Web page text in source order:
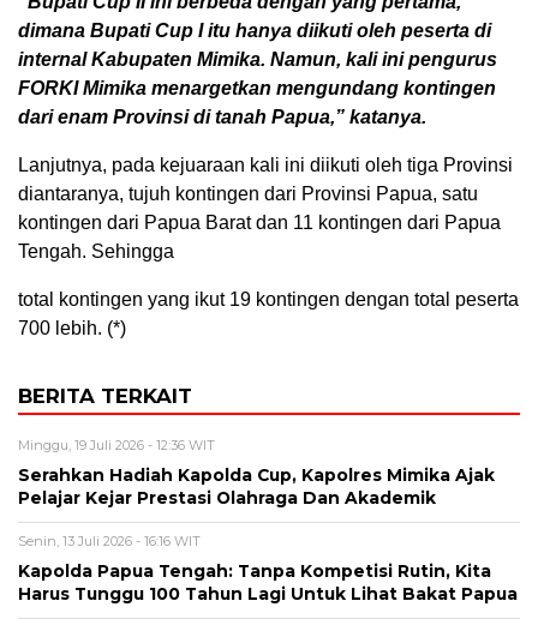
dimana Bupati Cup I itu hanya diikuti oleh peserta di
internal Kabupaten Mimika. Namun, kali ini pengurus
FORKI Mimika menargetkan mengundang kontingen
dari enam Provinsi di tanah Papua,” katanya.
Lanjutnya, pada kejuaraan kali ini diikuti oleh tiga Provinsi
diantaranya, tujuh kontingen dari Provinsi Papua, satu
kontingen dari Papua Barat dan 11 kontingen dari Papua
Tengah. Sehingga
total kontingen yang ikut 19 kontingen dengan total peserta
700 lebih. (*)
BERITA TERKAIT
Minggu, 19 Juli 2026 - 12:36 WIT
Serahkan Hadiah Kapolda Cup, Kapolres Mimika Ajak
Pelajar Kejar Prestasi Olahraga Dan Akademik
Senin, 13 Juli 2026 - 16:16 WIT
Kapolda Papua Tengah: Tanpa Kompetisi Rutin, Kita
Harus Tunggu 100 Tahun Lagi Untuk Lihat Bakat Papua